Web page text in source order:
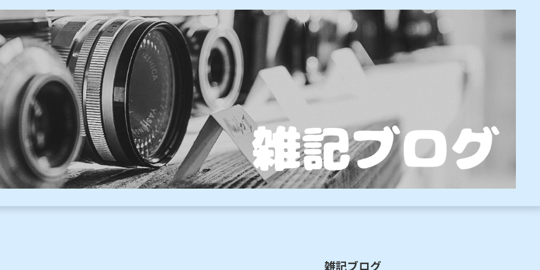
雑記ブログ